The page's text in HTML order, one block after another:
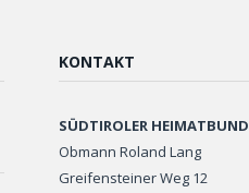
KONTAKT
SÜDTIROLER HEIMATBUND
Obmann Roland Lang
Greifensteiner Weg 12